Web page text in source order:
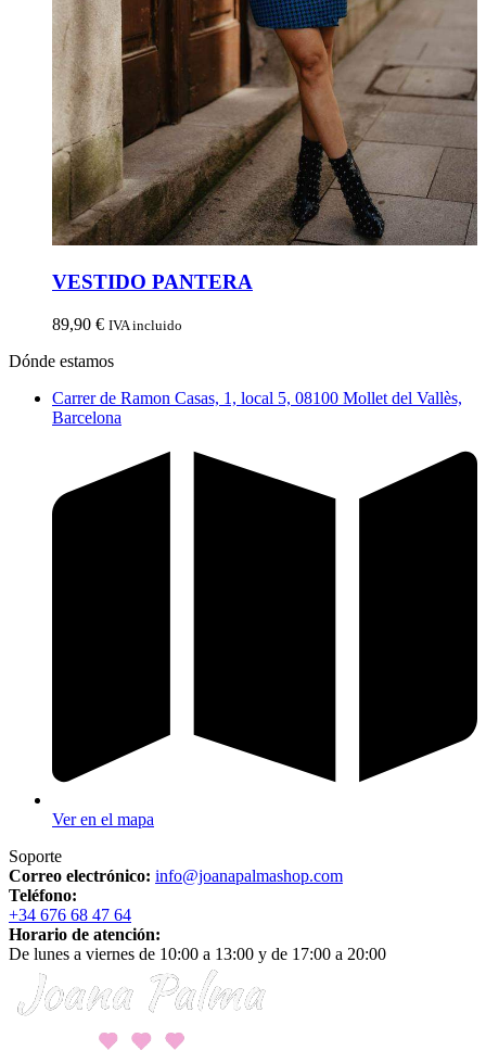
VESTIDO PANTERA
89,90 € IVA incluido
Dónde estamos
Carrer de Ramon Casas, 1, local 5, 08100 Mollet del Vallès,
Barcelona
Ver en el mapa
Soporte
Correo electrónico: info@joanapalmashop.com
Teléfono:
+34 676 68 47 64
Horario de atención:
De lunes a viernes de 10:00 a 13:00 y de 17:00 a 20:00